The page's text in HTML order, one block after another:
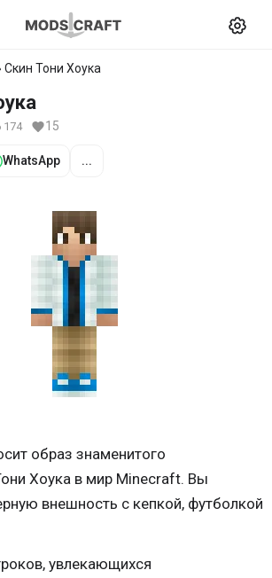
Скин Тони Хоука
174 15
WhatsApp ...
образ знаменитого
Хоука в мир Minecraft. Вы
внешность с кепкой, футболкой
увлекающихся